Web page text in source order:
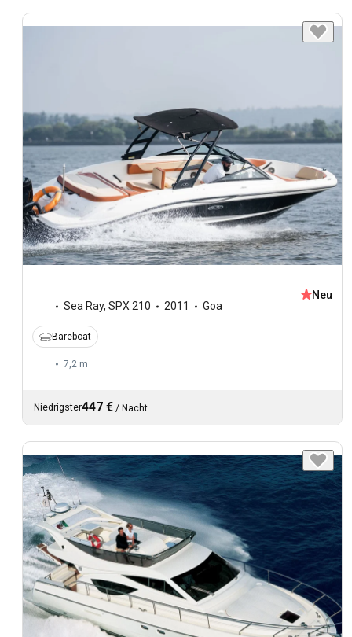
Sea Ray, SPX 210 2011 Goa
Neu
Bareboat
7,2 m
Niedrigster447 € / Nacht